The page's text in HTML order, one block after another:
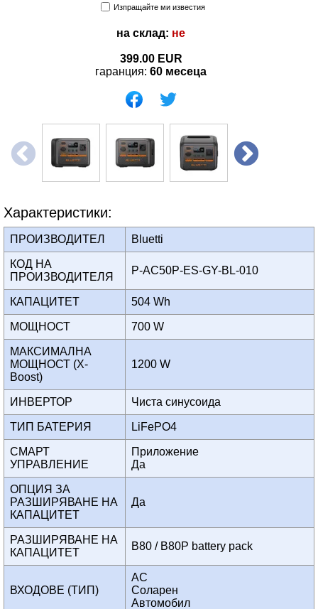
Изпращайте ми известия
на склад: не
399.00 EUR
гаранция: 60 месеца
Характеристики:
ПРОИЗВОДИТЕЛ Bluetti
КОД НА
ПРОИЗВОДИТЕЛЯ
P-AC50P-ES-GY-BL-010
КАПАЦИТЕТ 504 Wh
МОЩНОСТ 700 W
МАКСИМАЛНА
МОЩНОСТ (X-
Boost)
1200 W
ИНВЕРТОР Чиста синусоида
ТИП БАТЕРИЯ LiFePO4
СМАРТ
УПРАВЛЕНИЕ
Приложение
Да
ОПЦИЯ ЗА
РАЗШИРЯВАНЕ НА
КАПАЦИТЕТ
Да
РАЗШИРЯВАНЕ НА
КАПАЦИТЕТ
B80 / B80P battery pack
ВХОДОВЕ (ТИП)
AC
Соларен
Автомобил